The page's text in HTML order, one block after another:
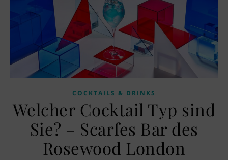
COCKTAILS & DRINKS
Welcher Cocktail Typ sind
Sie? – Scarfes Bar des
Rosewood London